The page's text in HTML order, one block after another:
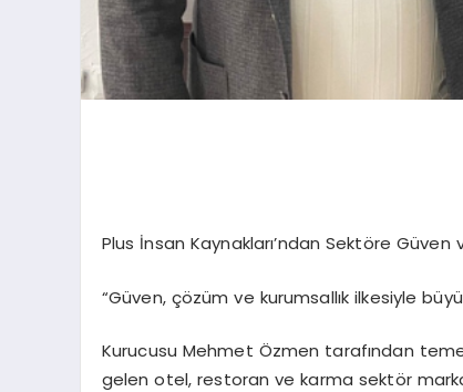
Plus İnsan Kaynakları’ndan Sektöre Güven
“Güven, çözüm ve kurumsallık ilkesiyle
Kurucusu Mehmet Özmen tarafından
gelen otel, restoran ve karma sektör